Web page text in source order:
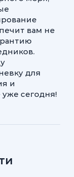
вам не
для
и
сегодня!